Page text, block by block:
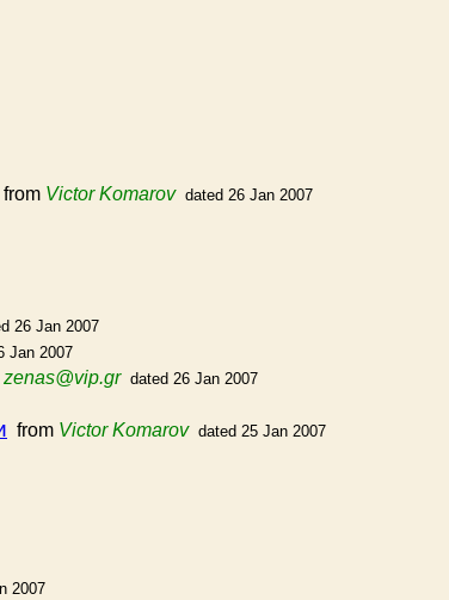
from Victor Komarov dated 26 Jan 2007
26 Jan 2007
Jan 2007
zenas@vip.gr dated 26 Jan 2007
from Victor Komarov dated 25 Jan 2007
2007